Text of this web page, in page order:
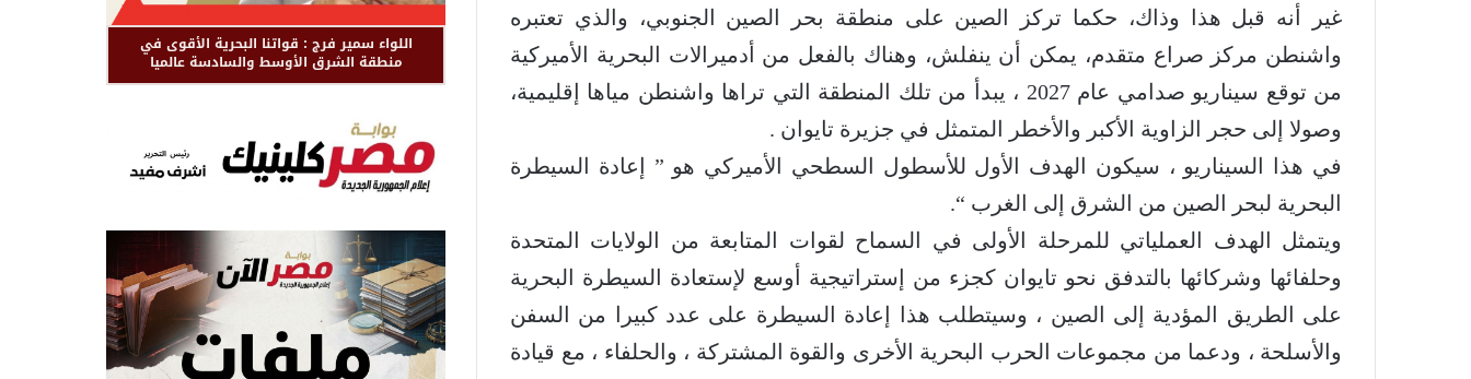
غير أنه قبل هذا وذاك، حكما تركز الصين على منطقة بحر الصين الجنوبي، والذي تعتبره
واشنطن مركز صراع متقدم، يمكن أن ينفلش، وهناك بالفعل من أدميرالات البحرية الأميركية
من توقع سيناريو صدامي عام 2027 ، يبدأ من تلك المنطقة التي تراها واشنطن مياها إقليمية،
وصولا إلى حجر الزاوية الأكبر والأخطر المتمثل في جزيرة تايوان .
في هذا السيناريو ، سيكون الهدف الأول للأسطول السطحي الأميركي هو ” إعادة السيطرة
البحرية لبحر الصين من الشرق إلى الغرب “.
ويتمثل الهدف العملياتي للمرحلة الأولى في السماح لقوات المتابعة من الولايات المتحدة
وحلفائها وشركائها بالتدفق نحو تايوان كجزء من إستراتيجية أوسع لإستعادة السيطرة البحرية
على الطريق المؤدية إلى الصين ، وسيتطلب هذا إعادة السيطرة على عدد كبيرا من السفن
والأسلحة ، ودعما من مجموعات الحرب البحرية الأخرى والقوة المشتركة ، والحلفاء ، مع قيادة
اللواء سمير فرج : قواتنا البحرية الأقوى في
منطقة الشرق الأوسط والسادسة عالميا